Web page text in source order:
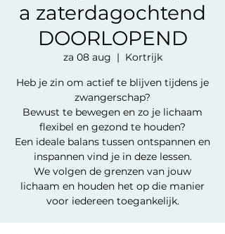
a zaterdagochtend
DOORLOPEND
za 08 aug
  |
Kortrijk
Heb je zin om actief te blijven tijdens je
zwangerschap?
Bewust te bewegen en zo je lichaam
flexibel en gezond te houden?
Een ideale balans tussen ontspannen en
inspannen vind je in deze lessen.
We volgen de grenzen van jouw
lichaam en houden het op die manier
voor iedereen toegankelijk.